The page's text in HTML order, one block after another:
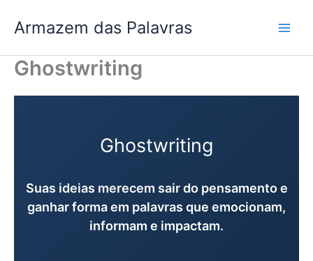
para
conteúdo
Armazem das Palavras
Ghostwriting
Ghostwriting
Suas ideias merecem sair do pensamento e
ganhar forma em palavras que emocionam,
informam e impactam.